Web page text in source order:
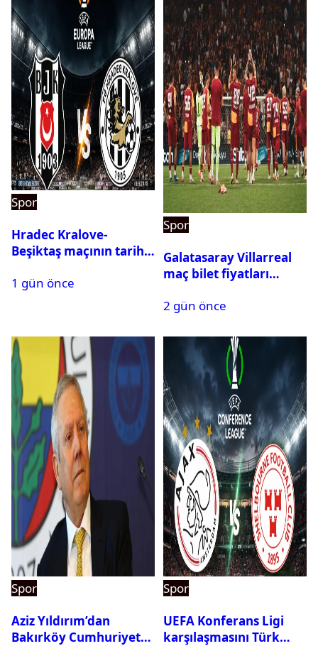
Spor
Hradec Kralove-
Beşiktaş maçının tarihi
1 gün önce
Spor
Galatasaray Villarreal
maç bilet fiyatları
2 gün önce
Spor
Aziz Yıldırım’dan
Bakırköy Cumhuriyet
Spor
UEFA Konferans Ligi
karşılaşmasını Türk